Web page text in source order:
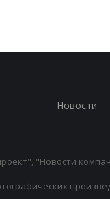
Новости
"Новости